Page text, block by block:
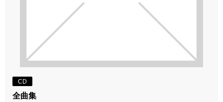
CD
全曲集